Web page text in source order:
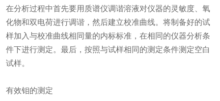
在分析过程中首先要用质谱仪调谐溶液对仪器的灵敏度、氧
化物和双电荷进行调谐，然后建立校准曲线。将制备好的试
样加入与校准曲线相同量的内标标准，在相同的仪器分析条
件下进行测定。最后，按照与试样相同的测定条件测定空白
试样。
有效钼的测定